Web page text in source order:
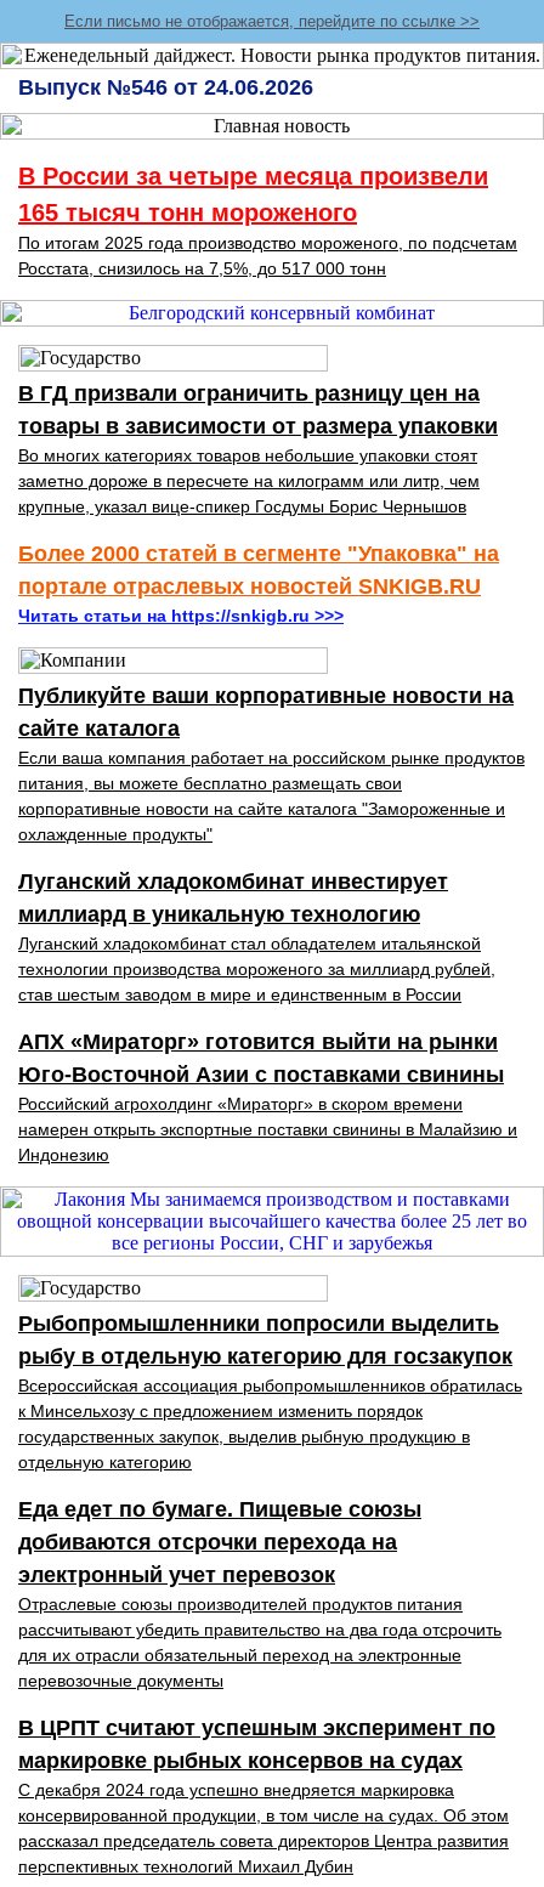
Если письмо не отображается, перейдите по ссылке >>
Выпуск №546 от 24.06.2026
В России за четыре месяца произвели
165 тысяч тонн мороженого
По итогам 2025 года производство мороженого, по подсчетам
Росстата, снизилось на 7,5%, до 517 000 тонн
В ГД призвали ограничить разницу цен на
товары в зависимости от размера упаковки
Во многих категориях товаров небольшие упаковки стоят
заметно дороже в пересчете на килограмм или литр, чем
крупные, указал вице-спикер Госдумы Борис Чернышов
Более 2000 статей в сегменте "Упаковка" на
портале отраслевых новостей SNKIGB.RU
Читать статьи на https://snkigb.ru >>>
Публикуйте ваши корпоративные новости на
сайте каталога
Если ваша компания работает на российском рынке продуктов
питания, вы можете бесплатно размещать свои
корпоративные новости на сайте каталога "Замороженные и
охлажденные продукты"
Луганский хладокомбинат инвестирует
миллиард в уникальную технологию
Луганский хладокомбинат стал обладателем итальянской
технологии производства мороженого за миллиард рублей,
став шестым заводом в мире и единственным в России
АПХ «Мираторг» готовится выйти на рынки
Юго-Восточной Азии с поставками свинины
Российский агрохолдинг «Мираторг» в скором времени
намерен открыть экспортные поставки свинины в Малайзию и
Индонезию
Рыбопромышленники попросили выделить
рыбу в отдельную категорию для госзакупок
Всероссийская ассоциация рыбопромышленников обратилась
к Минсельхозу с предложением изменить порядок
государственных закупок, выделив рыбную продукцию в
отдельную категорию
Еда едет по бумаге. Пищевые союзы
добиваются отсрочки перехода на
электронный учет перевозок
Отраслевые союзы производителей продуктов питания
рассчитывают убедить правительство на два года отсрочить
для их отрасли обязательный переход на электронные
перевозочные документы
В ЦРПТ считают успешным эксперимент по
маркировке рыбных консервов на судах
С декабря 2024 года успешно внедряется маркировка
консервированной продукции, в том числе на судах. Об этом
рассказал председатель совета директоров Центра развития
перспективных технологий Михаил Дубин